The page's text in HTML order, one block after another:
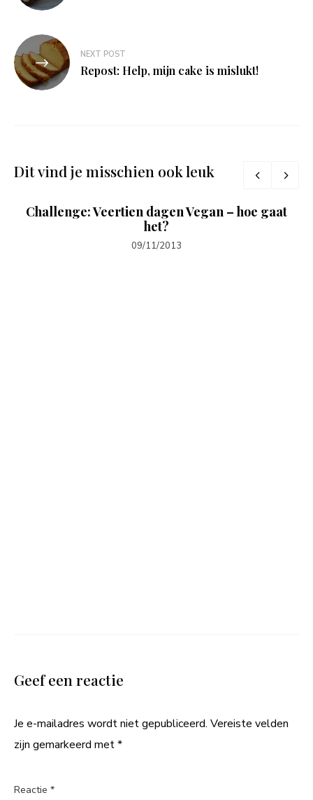
NEXT POST
Repost: Help, mijn cake is mislukt!
Dit vind je misschien ook leuk
Challenge: Veertien dagen Vegan – hoe gaat
het?
09/11/2013
Geef een reactie
Je e-mailadres wordt niet gepubliceerd. Vereiste velden
zijn gemarkeerd met*
Reactie *